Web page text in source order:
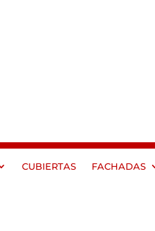
CUBIERTAS FACHADAS